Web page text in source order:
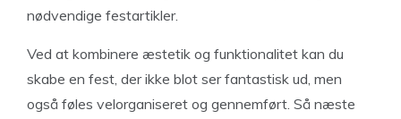
nødvendige festartikler.
Ved at kombinere æstetik og funktionalitet kan du
skabe en fest, der ikke blot ser fantastisk ud, men
også føles velorganiseret og gennemført. Så næste